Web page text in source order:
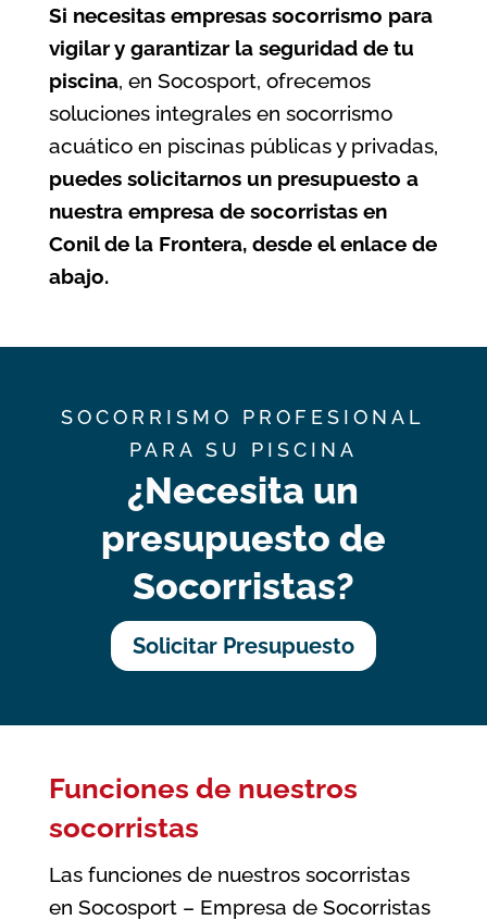
Si necesitas empresas socorrismo para
vigilar y garantizar la seguridad de tu
piscina, en Socosport, ofrecemos
soluciones integrales en socorrismo
acuático en piscinas públicas y privadas,
puedes solicitarnos un presupuesto a
nuestra empresa de socorristas en
Conil de la Frontera, desde el enlace de
abajo.
SOCORRISMO PROFESIONAL
PARA SU PISCINA
¿Necesita un
presupuesto de
Socorristas?
Solicitar Presupuesto
Funciones de nuestros
socorristas
Las funciones de nuestros socorristas
en Socosport – Empresa de Socorristas